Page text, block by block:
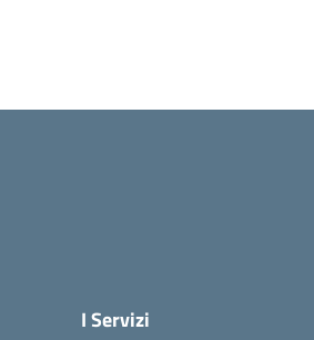
I Servizi